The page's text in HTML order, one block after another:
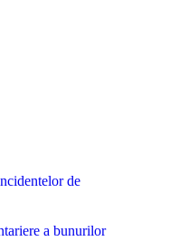
de
a bunurilor